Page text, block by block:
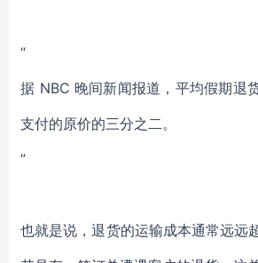
“
据 NBC 晚间新闻报道，平均假期退
支付的原价的三分之二。
”
也就是说，退货的运输成本通常远远